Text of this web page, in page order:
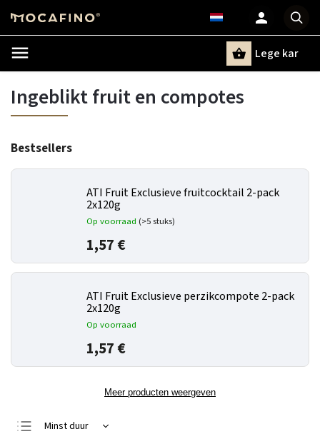
Lege kar
Ingeblikt fruit en compotes
Bestsellers
ATI Fruit Exclusieve fruitcocktail 2-pack
2x120g
Op voorraad (>5 stuks)
1,57 €
ATI Fruit Exclusieve perzikcompote 2-pack
2x120g
Op voorraad
1,57 €
Meer producten weergeven
Minst duur